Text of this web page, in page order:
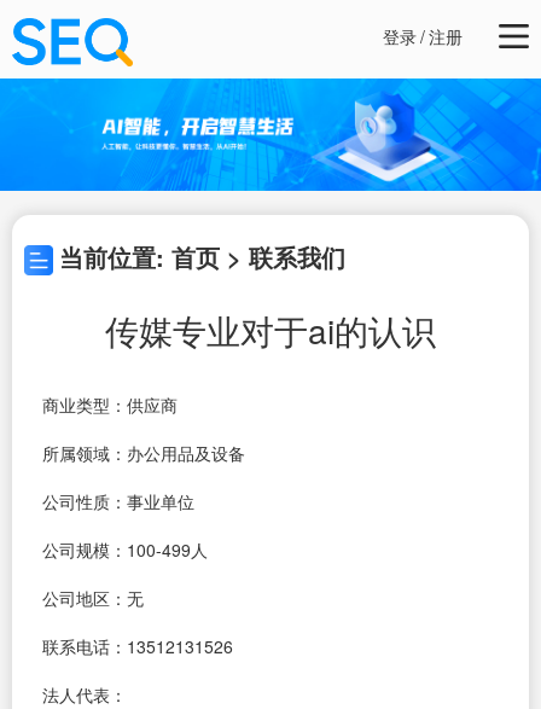
登录/注册
当前位置: 首页 > 联系我们
传媒专业对于ai的认识
商业类型：供应商
所属领域：办公用品及设备
公司性质：事业单位
公司规模：100-499人
公司地区：无
联系电话：13512131526
法人代表：